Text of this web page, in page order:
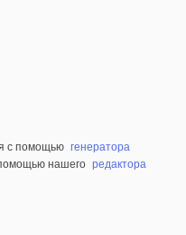
с помощью генератора
нашего редактора